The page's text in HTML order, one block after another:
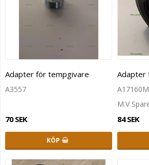
Adapter för tempgivare
A3557
70 SEK
KÖP
Adapter
M.V
84 SEK